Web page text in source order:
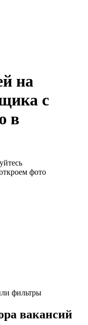
на
с
в
фото
фильтры
вакансий